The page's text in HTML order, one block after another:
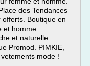
des Tendances
Boutique en
et homme.
et naturelle..
Promod. PIMKIE,
mode !